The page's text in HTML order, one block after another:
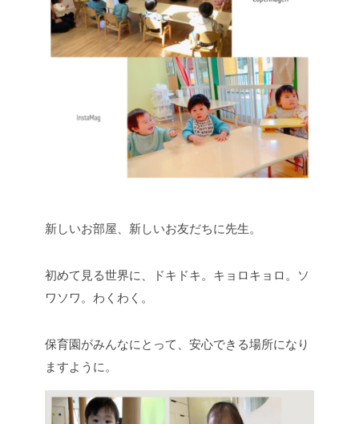
新しいお部屋、新しいお友だちに先生。
初めて見る世界に、ドキドキ。キョロキョロ。ソ
ワソワ。わくわく。
保育園がみんなにとって、安心できる場所になり
ますように。